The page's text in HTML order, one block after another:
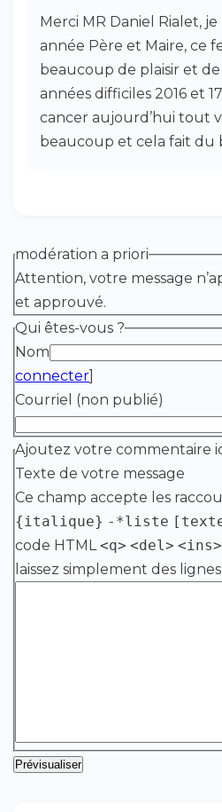
Merci MR Daniel Rialet,
année Père et Maire, ce
beaucoup de plaisir et
années difficiles 2016 et
cancer aujourd’hui tout
beaucoup et cela fait du
modération a priori
Attention, votre message
et approuvé.
Qui êtes-vous ?
Nom
connecter]
Courriel (non publié)
Ajoutez votre commentaire
Texte de votre message
Ce champ accepte les
{italique} -*liste
code HTML<q> <del> <ins>
laissez simplement des lignes